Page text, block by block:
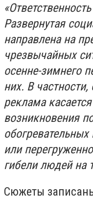
Развернутая
направлена на
чрезвычайных
осенне-зимнего
них. В
реклама
возникновения
или
гибели людей на
Сюжеты